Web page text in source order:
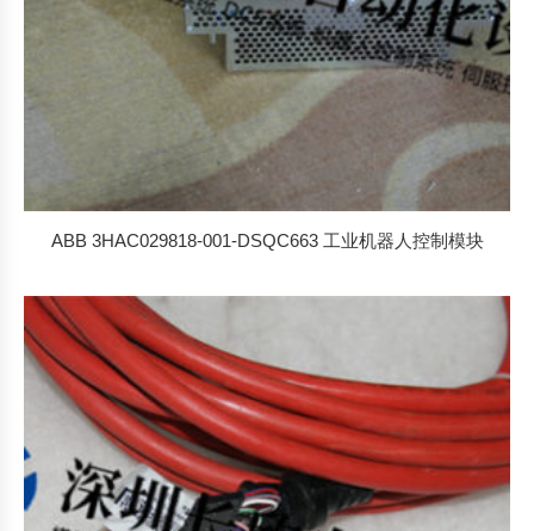
ABB 3HAC029818-001-DSQC663 工业机器人控制模块